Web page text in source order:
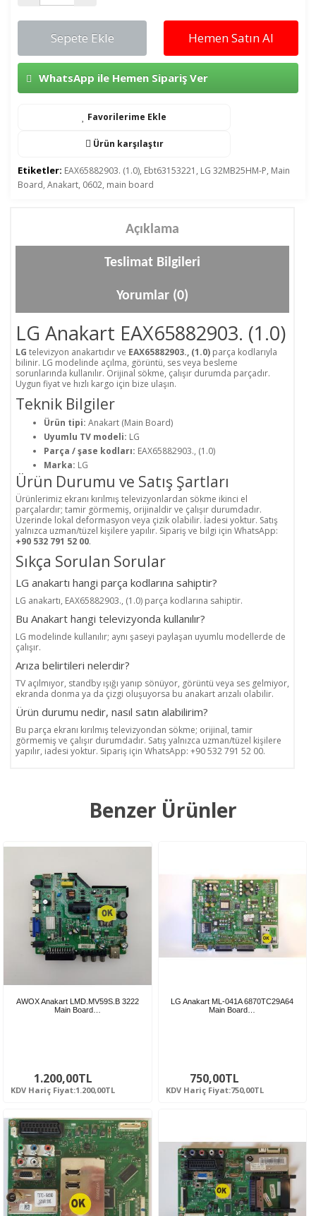
Sepete Ekle Hemen Satın Al
WhatsApp ile Hemen Sipariş Ver
Favorilerime Ekle
Ürün karşılaştır
Etiketler: EAX65882903. (1.0), Ebt63153221 , LG 32MB25HM-P, Main
Board, Anakart, 0602, main board
Açıklama
Teslimat Bilgileri
Yorumlar (0)
LG Anakart EAX65882903. (1.0)
LG televizyon anakartıdır ve EAX65882903., (1.0) parça kodlarıyla
bilinir. LG modelinde açılma, görüntü, ses veya besleme
sorunlarında kullanılır. Orijinal sökme, çalışır durumda parçadır.
Uygun fiyat ve hızlı kargo için bize ulaşın.
Teknik Bilgiler
Ürün tipi: Anakart (Main Board)
Uyumlu TV modeli: LG
Parça / şase kodları: EAX65882903., (1.0)
Marka: LG
Ürün Durumu ve Satış Şartları
Ürünlerimiz ekranı kırılmış televizyonlardan sökme ikinci el
parçalardır; tamir görmemiş, orijinaldir ve çalışır durumdadır.
Üzerinde lokal deformasyon veya çizik olabilir. İadesi yoktur. Satış
yalnızca uzman/tüzel kişilere yapılır. Sipariş ve bilgi için WhatsApp:
+90 532 791 52 00.
Sıkça Sorulan Sorular
LG anakartı hangi parça kodlarına sahiptir?
LG anakartı, EAX65882903., (1.0) parça kodlarına sahiptir.
Bu Anakart hangi televizyonda kullanılır?
LG modelinde kullanılır; aynı şaseyi paylaşan uyumlu modellerde de
çalışır.
Arıza belirtileri nelerdir?
TV açılmıyor, standby ışığı yanıp sönüyor, görüntü veya ses gelmiyor,
ekranda donma ya da çizgi oluşuyorsa bu anakart arızalı olabilir.
Ürün durumu nedir, nasıl satın alabilirim?
Bu parça ekranı kırılmış televizyondan sökme; orijinal, tamir
görmemiş ve çalışır durumdadır. Satış yalnızca uzman/tüzel kişilere
yapılır, iadesi yoktur. Sipariş için WhatsApp: +90 532 791 52 00.
Benzer Ürünler
AWOX Anakart LMD.MV59S.B 3222
Main Board…
1.200,00TL
KDV Hariç Fiyat:1.200,00TL
LG Anakart ML-041A 6870TC29A64
Main Board…
750,00TL
KDV Hariç Fiyat:750,00TL